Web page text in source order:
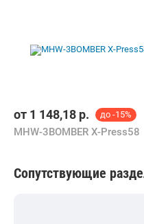
от 1 148,18 р. до -15%
MHW-3BOMBER X-Press58
Сопутствующие